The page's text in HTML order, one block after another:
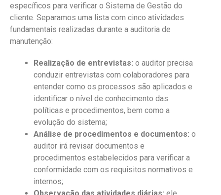
específicos para verificar o Sistema de Gestão do
cliente. Separamos uma lista com cinco atividades
fundamentais realizadas durante a auditoria de
manutenção:
Realização de entrevistas: o auditor precisa
conduzir entrevistas com colaboradores para
entender como os processos são aplicados e
identificar o nível de conhecimento das
políticas e procedimentos, bem como a
evolução do sistema;
Análise de procedimentos e documentos: o
auditor irá revisar documentos e
procedimentos estabelecidos para verificar a
conformidade com os requisitos normativos e
internos;